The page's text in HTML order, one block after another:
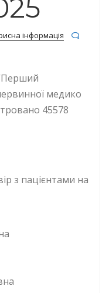
інформація
медико
45578
з пацієнтами на